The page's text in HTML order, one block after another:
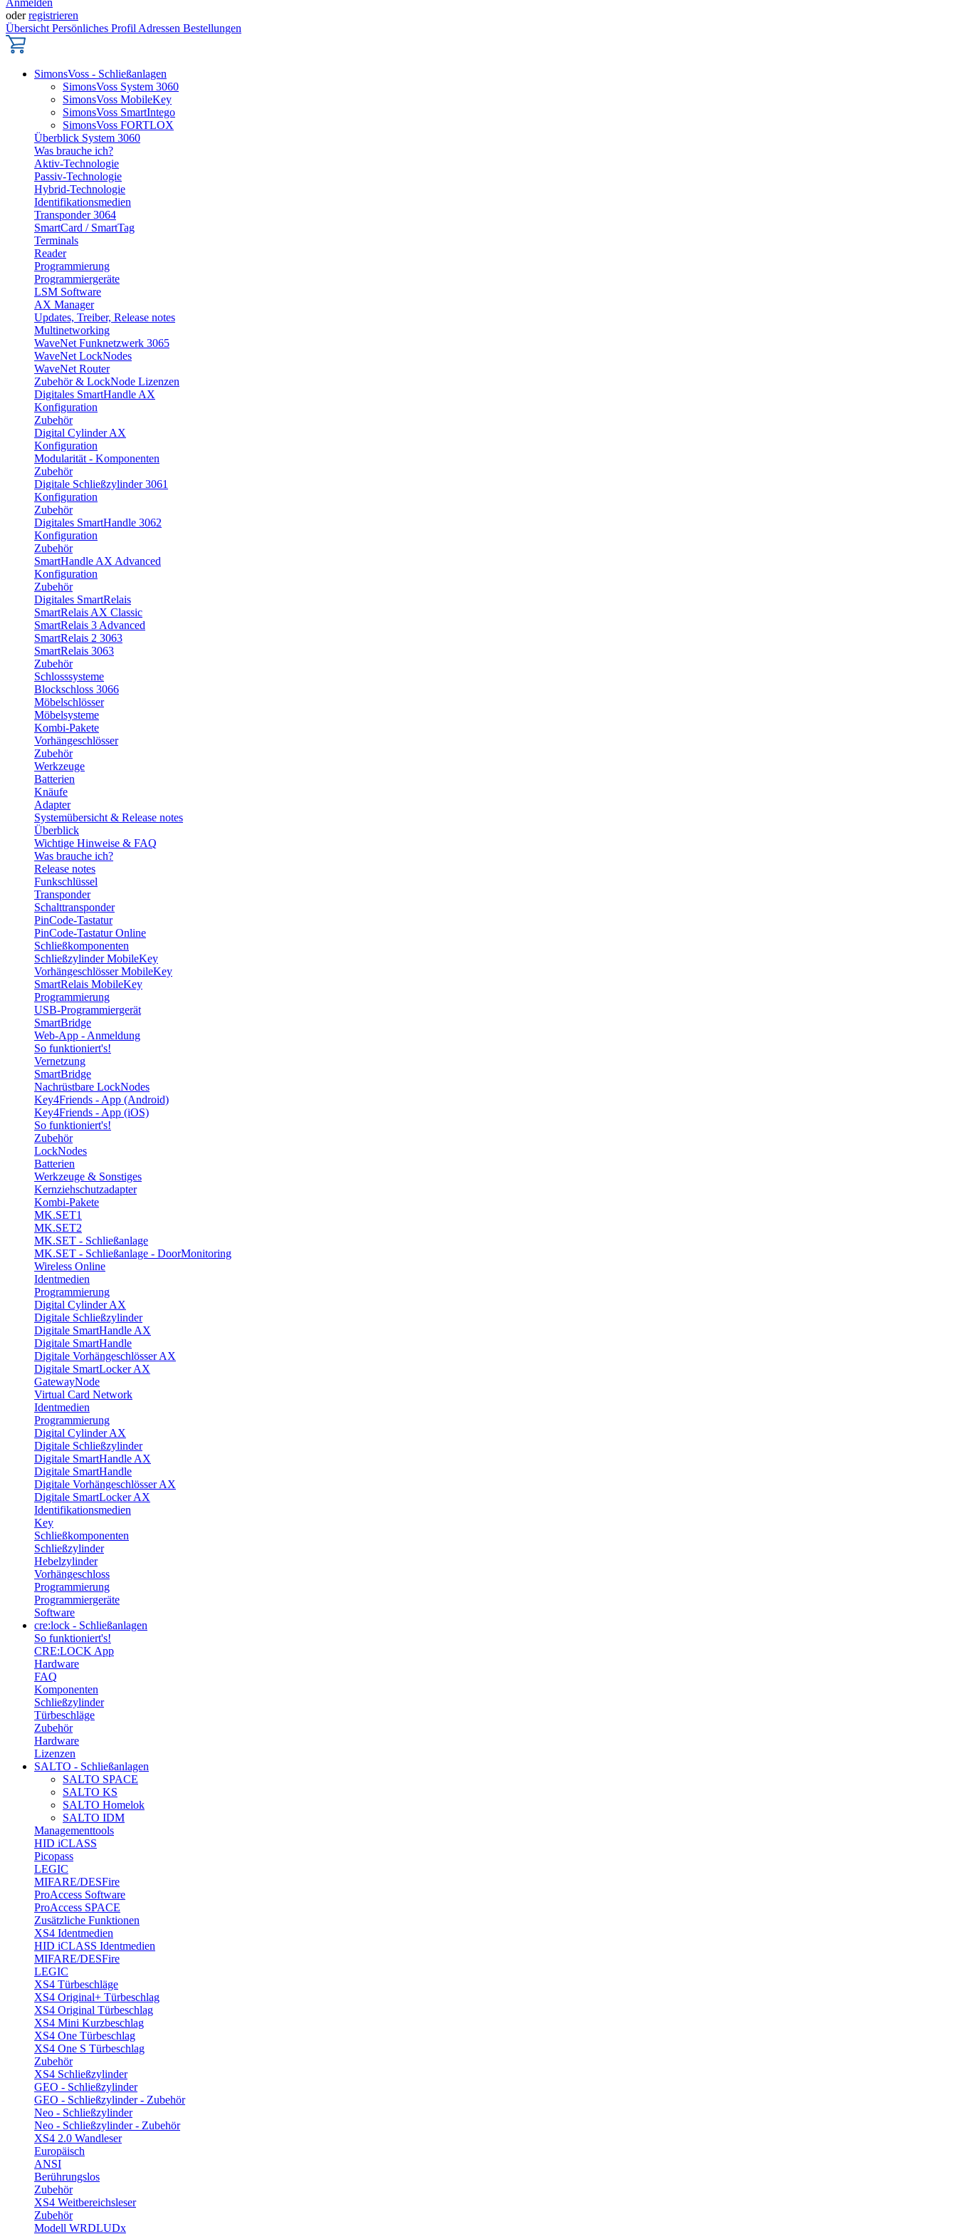
Anmelden
oderregistrieren
Übersicht Persönliches Profil Adressen Bestellungen
SimonsVoss - Schließanlagen
SimonsVoss System 3060
SimonsVoss MobileKey
SimonsVoss SmartIntego
SimonsVoss FORTLOX
Überblick System 3060
Was brauche ich?
Aktiv-Technologie
Passiv-Technologie
Hybrid-Technologie
Identifikationsmedien
Transponder 3064
SmartCard / SmartTag
Terminals
Reader
Programmierung
Programmiergeräte
LSM Software
AX Manager
Updates, Treiber, Release notes
Multinetworking
WaveNet Funknetzwerk 3065
WaveNet LockNodes
WaveNet Router
Zubehör & LockNode Lizenzen
Digitales SmartHandle AX
Konfiguration
Zubehör
Digital Cylinder AX
Konfiguration
Modularität - Komponenten
Zubehör
Digitale Schließzylinder 3061
Konfiguration
Zubehör
Digitales SmartHandle 3062
Konfiguration
Zubehör
SmartHandle AX Advanced
Konfiguration
Zubehör
Digitales SmartRelais
SmartRelais AX Classic
SmartRelais 3 Advanced
SmartRelais 2 3063
SmartRelais 3063
Zubehör
Schlosssysteme
Blockschloss 3066
Möbelschlösser
Möbelsysteme
Kombi-Pakete
Vorhängeschlösser
Zubehör
Werkzeuge
Batterien
Knäufe
Adapter
Systemübersicht & Release notes
Überblick
Wichtige Hinweise & FAQ
Was brauche ich?
Release notes
Funkschlüssel
Transponder
Schalttransponder
PinCode-Tastatur
PinCode-Tastatur Online
Schließkomponenten
Schließzylinder MobileKey
Vorhängeschlösser MobileKey
SmartRelais MobileKey
Programmierung
USB-Programmiergerät
SmartBridge
Web-App - Anmeldung
So funktioniert's!
Vernetzung
SmartBridge
Nachrüstbare LockNodes
Key4Friends - App (Android)
Key4Friends - App (iOS)
So funktioniert's!
Zubehör
LockNodes
Batterien
Werkzeuge & Sonstiges
Kernziehschutzadapter
Kombi-Pakete
MK.SET1
MK.SET2
MK.SET - Schließanlage
MK.SET - Schließanlage - DoorMonitoring
Wireless Online
Identmedien
Programmierung
Digital Cylinder AX
Digitale Schließzylinder
Digitale SmartHandle AX
Digitale SmartHandle
Digitale Vorhängeschlösser AX
Digitale SmartLocker AX
GatewayNode
Virtual Card Network
Identmedien
Programmierung
Digital Cylinder AX
Digitale Schließzylinder
Digitale SmartHandle AX
Digitale SmartHandle
Digitale Vorhängeschlösser AX
Digitale SmartLocker AX
Identifikationsmedien
Key
Schließkomponenten
Schließzylinder
Hebelzylinder
Vorhängeschloss
Programmierung
Programmiergeräte
Software
cre:lock - Schließanlagen
So funktioniert's!
CRE:LOCK App
Hardware
FAQ
Komponenten
Schließzylinder
Türbeschläge
Zubehör
Hardware
Lizenzen
SALTO - Schließanlagen
SALTO SPACE
SALTO KS
SALTO Homelok
SALTO IDM
Managementtools
HID iCLASS
Picopass
LEGIC
MIFARE/DESFire
ProAccess Software
ProAccess SPACE
Zusätzliche Funktionen
XS4 Identmedien
HID iCLASS Identmedien
MIFARE/DESFire
LEGIC
XS4 Türbeschläge
XS4 Original+ Türbeschlag
XS4 Original Türbeschlag
XS4 Mini Kurzbeschlag
XS4 One Türbeschlag
XS4 One S Türbeschlag
Zubehör
XS4 Schließzylinder
GEO - Schließzylinder
GEO - Schließzylinder - Zubehör
Neo - Schließzylinder
Neo - Schließzylinder - Zubehör
XS4 2.0 Wandleser
Europäisch
ANSI
Berührungslos
Zubehör
XS4 Weitbereichsleser
Zubehör
Modell WRDLUDx